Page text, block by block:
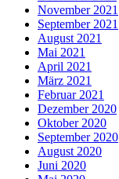
November 2021
September 2021
August 2021
Mai 2021
April 2021
März 2021
Februar 2021
Dezember 2020
Oktober 2020
September 2020
August 2020
Juni 2020